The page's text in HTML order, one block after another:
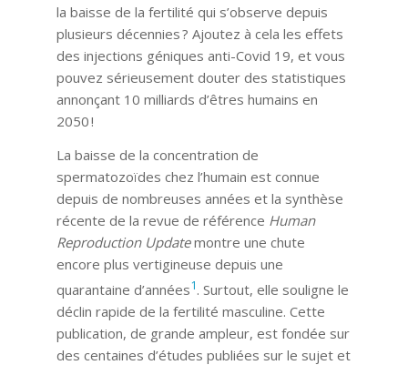
la baisse de la fertilité qui s’observe depuis
plusieurs décennies ? Ajoutez à cela les effets
des injections géniques anti-Covid 19, et vous
pouvez sérieusement douter des statistiques
annonçant 10 milliards d’êtres humains en
2050 !
La baisse de la concentration de
spermatozoïdes chez l’humain est connue
depuis de nombreuses années et la synthèse
récente de la revue de référence Human
Reproduction Updatemontre une chute
encore plus vertigineuse depuis une
quarantaine d’années1. Surtout, elle souligne le
déclin rapide de la fertilité masculine. Cette
publication, de grande ampleur, est fondée sur
des centaines d’études publiées sur le sujet et